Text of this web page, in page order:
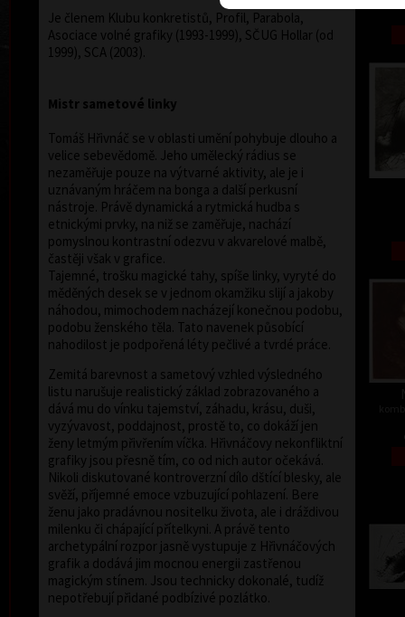
Je členem Klubu konkretistů, Profil, Parabola,
Asociace volné grafiky (1993-1999), SČUG Hollar (od
1999), SCA (2003).
Mistr sametové linky
Tomáš Hřivnáč se v oblasti umění pohybuje dlouho a
velice sebevědomě. Jeho umělecký rádius se
nezaměřuje pouze na výtvarné aktivity, ale je i
uznávaným hráčem na bonga a další perkusní
nástroje. Právě dynamická a rytmická hudba s
etnickými prvky, na niž se zaměřuje, nachází
pomyslnou kontrastní odezvu v akvarelové malbě,
častěji však v grafice.
Tajemné, trošku magické tahy, spíše linky, vyryté do
měděných desek se v jednom okamžiku slijí a jakoby
náhodou, mimochodem nacházejí konečnou podobu,
podobu ženského těla. Tato navenek působící
nahodilost je podpořená léty pečlivé a tvrdé práce.
Zemitá barevnost a sametový vzhled výsledného
listu narušuje realistický základ zobrazovaného a
dává mu do vínku tajemství, záhadu, krásu, duši,
vyzývavost, poddajnost, prostě to, co dokáží jen
ženy letmým přivřením víčka. Hřivnáčovy nekonfliktní
grafiky jsou přesně tím, co od nich autor očekává.
Nikoli diskutované kontroverzní dílo dštící blesky, ale
svěží, příjemné emoce vzbuzující pohlazení. Bere
ženu jako pradávnou nositelku života, ale i dráždivou
milenku či chápající přítelkyni. A právě tento
archetypální rozpor jasně vystupuje z Hřivnáčových
grafik a dodává jim mocnou energii zastřenou
magickým stínem. Jsou technicky dokonalé, tudíž
nepotřebují přidané podbízivé pozlátko.